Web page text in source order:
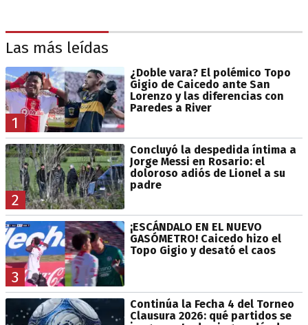
Las más leídas
1
¿Doble vara? El polémico Topo
Gigio de Caicedo ante San
Lorenzo y las diferencias con
Paredes a River
2
Concluyó la despedida íntima a
Jorge Messi en Rosario: el
doloroso adiós de Lionel a su
padre
3
¡ESCÁNDALO EN EL NUEVO
GASÓMETRO! Caicedo hizo el
Topo Gigio y desató el caos
Continúa la Fecha 4 del Torneo
Clausura 2026: qué partidos se